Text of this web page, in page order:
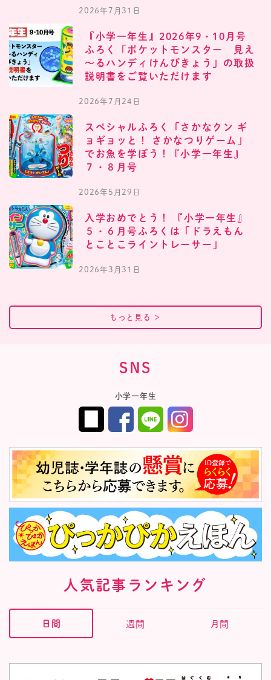
2026年7月31日
『小学一年生』2026年9・10月号
ふろく「ポケットモンスター 見え
～るハンディけんびきょう」の取扱
説明書をご覧いただけます
2026年7月24日
スペシャルふろく「さかなクン ギ
ョギョッと！ さかなつりゲーム」
でお魚を学ぼう！『小学一年生』
７・８月号
2026年5月29日
入学おめでとう！ 『小学一年生』
５・６月号ふろくは「ドラえもん
とことこライントレーサー」
2026年3月31日
もっと見る ＞
SNS
小学一年生
人気記事ランキング
日間 週間 月間